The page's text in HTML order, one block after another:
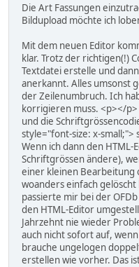
Die Art Fassungen
Bildupload möchte ich
Mit dem neuen Editor
klar. Trotz der richtigen(!)
Textdatei erstelle und
anerkannt. Alles umsonst
der Zeilenumbruch. Ich
korrigieren muss. <p></
und die
style="font-size: x-small;">
Wenn ich dann den
Schriftgrössen ändere),
einer kleinen Bearbeitung
woanders einfach
passierte mir bei der
den HTML-Editor
Jahrzehnt nie wieder
auch nicht sofort auf,
brauche ungelogen
erstellen wie vorher. Das